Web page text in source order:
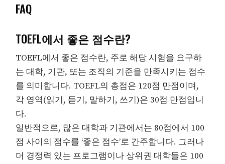
FAQ
TOEFL에서 좋은 점수란?
TOEFL에서 좋은 점수란, 주로 해당 시험을 요구하
는 대학, 기관, 또는 조직의 기준을 만족시키는 점수
를 의미합니다. TOEFL의 총점은 120점 만점이며,
각 영역(읽기, 듣기, 말하기, 쓰기)은 30점 만점입니
다.
일반적으로, 많은 대학과 기관에서는 80점에서 100
점 사이의 점수를 ‘좋은 점수’로 간주합니다. 그러나
더 경쟁력 있는 프로그램이나 상위권 대학들은 100